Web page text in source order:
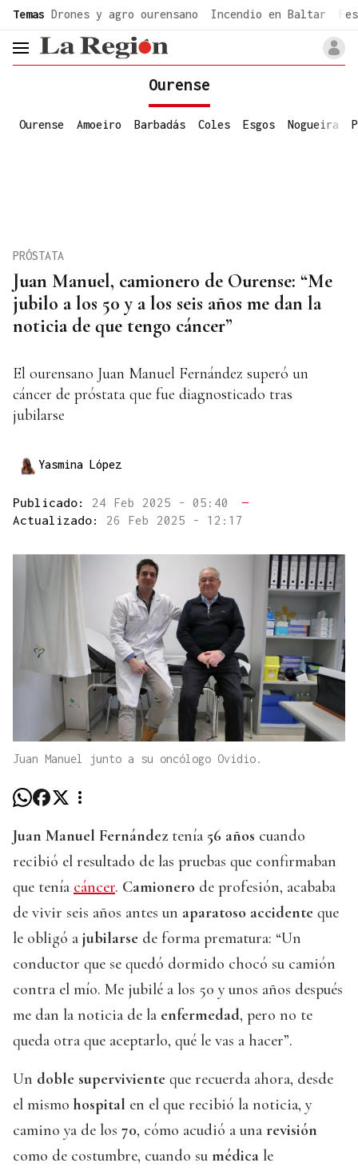
Temas Drones y agro ourensano Incendio en Baltar
header.menu.open
Ourense
Ourense Amoeiro Barbadás Coles Esgos Nogueira
Juan Manuel, camionero de Ourense: “Me
jubilo a los 50 y a los seis años me dan la
noticia de que tengo cáncer”
PRÓSTATA
El ourensano Juan Manuel Fernández superó un
cáncer de próstata que fue diagnosticado tras
jubilarse
Yasmina López
Publicado: 24 Feb 2025 - 05:40
—
Actualizado: 26 Feb 2025 - 12:17
Juan Manuel junto a su oncólogo Ovidio.
Juan Manuel Fernández tenía 56 años cuando
recibió el resultado de las pruebas que confirmaban
que tenía cáncer. Camionero de profesión, acababa
de vivir seis años antes un aparatoso accidente que
le obligó a jubilarse de forma prematura: “Un
conductor que se quedó dormido chocó su camión
contra el mío. Me jubilé a los 50 y unos años después
me dan la noticia de la enfermedad, pero no te
queda otra que aceptarlo, qué le vas a hacer”.
Un doble superviviente que recuerda ahora, desde
el mismo hospital en el que recibió la noticia, y
camino ya de los 70, cómo acudió a una revisión
como de costumbre, cuando su médica le